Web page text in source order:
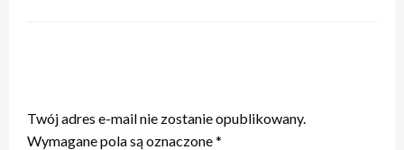
Twój adres e-mail nie zostanie opublikowany.
Wymagane pola są oznaczone*